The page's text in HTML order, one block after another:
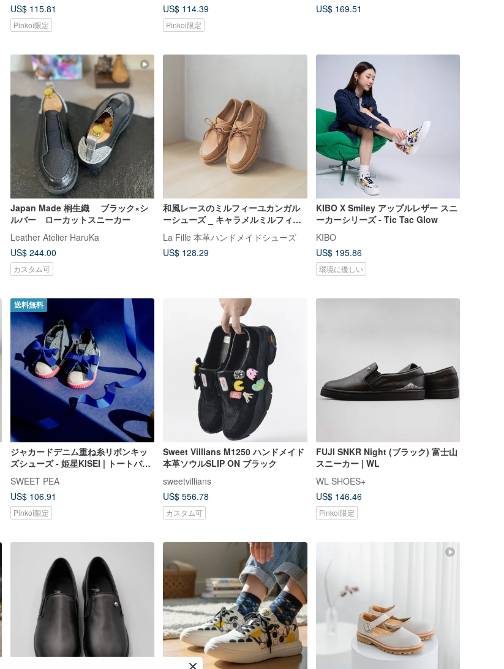
US$ 115.81
Pinkoi限定
US$ 114.39
Pinkoi限定
US$ 169.51
Japan Made 桐生織 ブラック×シ
ルバー ローカットスニーカー
Leather Atelier HaruKa
US$ 244.00
カスタム可
和風レースのミルフィーユカンガル
ーシューズ _ キャラメルミルフィー
ユ / カーキ
La Fille 本革ハンドメイドシューズ
US$ 128.29
KIBO X Smiley アップルレザー スニ
ーカーシリーズ - Tic Tac Glow
KIBO
US$ 195.86
環境に優しい
送料無料
ジャカードデニム重ね糸リボンキッ
ズシューズ - 姫星KISEI | トートバッ
グセット |
SWEET PEA
US$ 106.91
Pinkoi限定
Sweet Villians M1250 ハンドメイド
本革ソウルSLIP ON ブラック
sweetvillians
US$ 556.78
カスタム可
FUJI SNKR Night (ブラック) 富士山
スニーカー | WL
WL SHOES+
US$ 146.46
Pinkoi限定